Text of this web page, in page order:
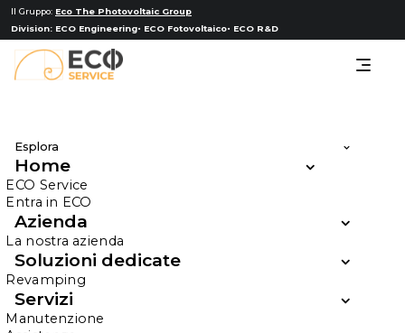
Il Gruppo: Eco The Photovoltaic Group
Division: ECO Engineering ECO Fotovoltaico ECO R&D
Esplora
Home
ECO Service
Entra in ECO
Azienda
La nostra azienda
Soluzioni dedicate
Revamping
Servizi
Manutenzione
Assistenza e